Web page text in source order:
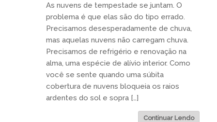
As nuvens de tempestade se juntam. O
problema é que elas são do tipo errado.
Precisamos desesperadamente de chuva,
mas aquelas nuvens não carregam chuva.
Precisamos de refrigério e renovação na
alma, uma espécie de alívio interior. Como
você se sente quando uma súbita
cobertura de nuvens bloqueia os raios
ardentes do sol e sopra […]
Continuar Lendo